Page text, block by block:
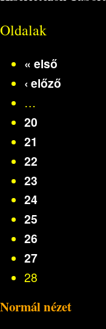
Oldalak
« első
‹ előző
…
20
21
22
23
24
25
26
27
28
Normál nézet